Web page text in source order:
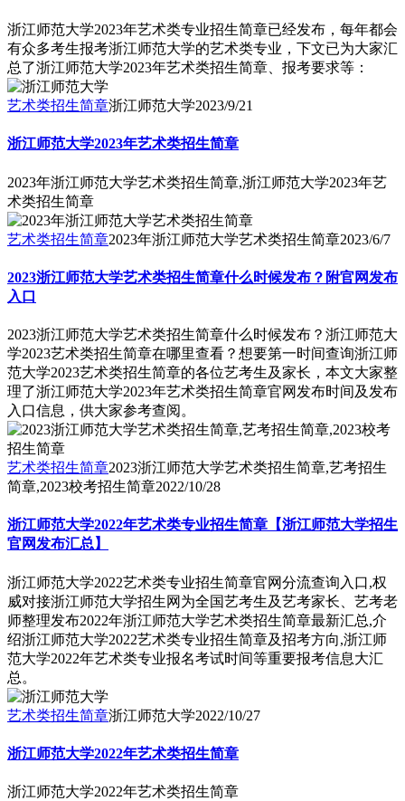
浙江师范大学2023年艺术类专业招生简章已经发布，每年都会
有众多考生报考浙江师范大学的艺术类专业，下文已为大家汇
总了浙江师范大学2023年艺术类招生简章、报考要求等：
艺术类招生简章浙江师范大学2023/9/21
浙江师范大学2023年艺术类招生简章
2023年浙江师范大学艺术类招生简章,浙江师范大学2023年艺
术类招生简章
艺术类招生简章2023年浙江师范大学艺术类招生简章2023/6/7
2023浙江师范大学艺术类招生简章什么时候发布？附官网发布
入口
2023浙江师范大学艺术类招生简章什么时候发布？浙江师范大
学2023艺术类招生简章在哪里查看？想要第一时间查询浙江师
范大学2023艺术类招生简章的各位艺考生及家长，本文大家整
理了浙江师范大学2023年艺术类招生简章官网发布时间及发布
入口信息，供大家参考查阅。
艺术类招生简章2023浙江师范大学艺术类招生简章,艺考招生
简章,2023校考招生简章2022/10/28
浙江师范大学2022年艺术类专业招生简章【浙江师范大学招生
官网发布汇总】
浙江师范大学2022艺术类专业招生简章官网分流查询入口,权
威对接浙江师范大学招生网为全国艺考生及艺考家长、艺考老
师整理发布2022年浙江师范大学艺术类招生简章最新汇总,介
绍浙江师范大学2022艺术类专业招生简章及招考方向,浙江师
范大学2022年艺术类专业报名考试时间等重要报考信息大汇
总。
艺术类招生简章浙江师范大学2022/10/27
浙江师范大学2022年艺术类招生简章
浙江师范大学2022年艺术类招生简章